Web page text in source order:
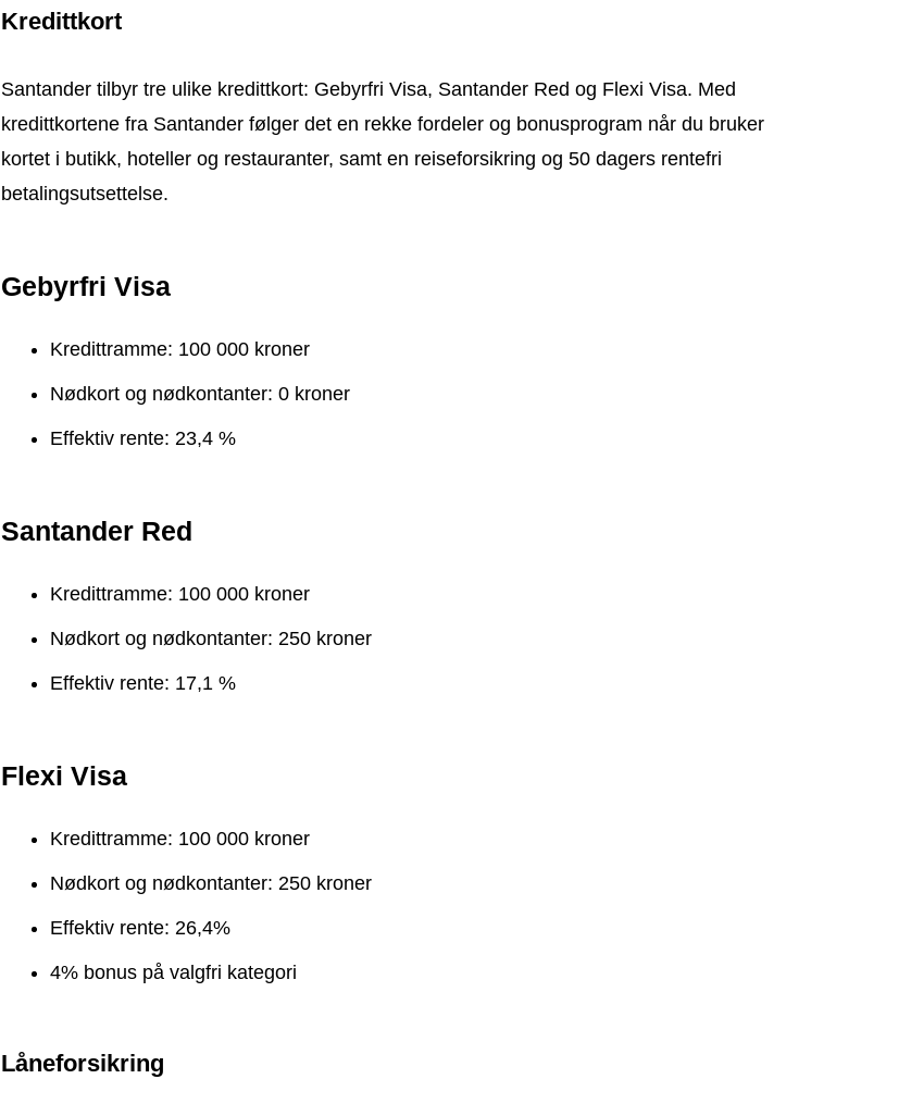
Kredittkort
Santander tilbyr tre ulike kredittkort: Gebyrfri Visa, Santander Red og Flexi Visa. Med
kredittkortene fra Santander følger det en rekke fordeler og bonusprogram når du bruker
kortet i butikk, hoteller og restauranter, samt en reiseforsikring og 50 dagers rentefri
betalingsutsettelse.
Gebyrfri Visa
Kredittramme: 100 000 kroner
Nødkort og nødkontanter: 0 kroner
Effektiv rente: 23,4 %
Santander Red
Kredittramme: 100 000 kroner
Nødkort og nødkontanter: 250 kroner
Effektiv rente: 17,1 %
Flexi Visa
Kredittramme: 100 000 kroner
Nødkort og nødkontanter: 250 kroner
Effektiv rente: 26,4%
4% bonus på valgfri kategori
Låneforsikring